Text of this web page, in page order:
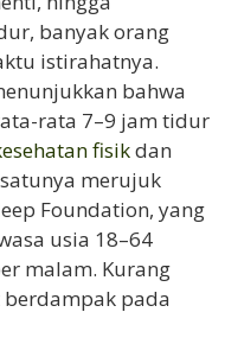
banyak orang
istirahatnya.
bahwa
rata 7–9 jam tidur
fisikdan
merujuk
Foundation, yang
usia 18–64
malam. Kurang
pada